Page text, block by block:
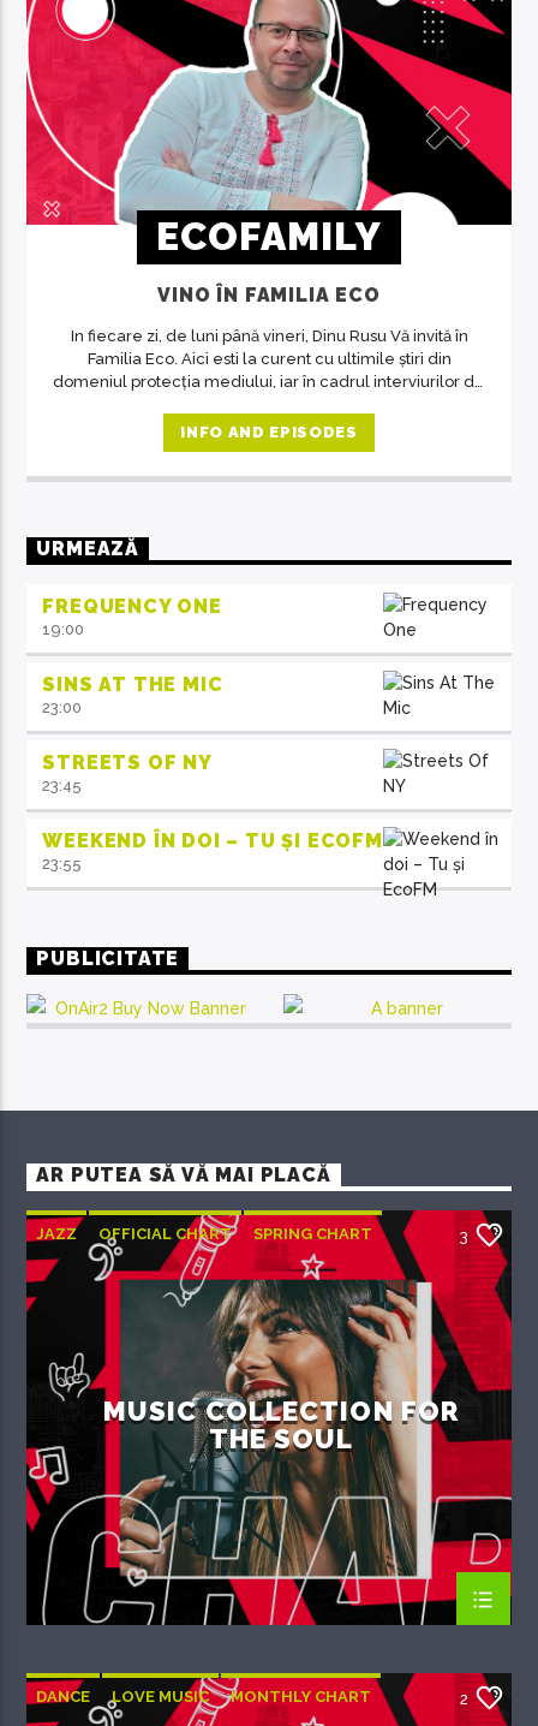
ECOFAMILY
VINO ÎN FAMILIA ECO
In fiecare zi, de luni până vineri, Dinu Rusu Vă invită în
Familia Eco. Aici esti la curent cu ultimile știri din
domeniul protecția mediului, iar în cadrul interviurilor de
familie.
INFO AND EPISODES
URMEAZĂ
FREQUENCY ONE
19:00
SINS AT THE MIC
23:00
STREETS OF NY
23:45
WEEKEND ÎN DOI – TU ȘI ECOFM
23:55
PUBLICITATE
AR PUTEA SĂ VĂ MAI PLACĂ
JAZZ OFFICIAL CHART SPRING CHART 3
MUSIC COLLECTION FOR
THE SOUL
DANCE LOVE MUSIC MONTHLY CHART 2